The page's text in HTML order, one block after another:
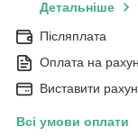
Детальніше
Післяплата
Оплата на
Виставити
Всі умови оплати